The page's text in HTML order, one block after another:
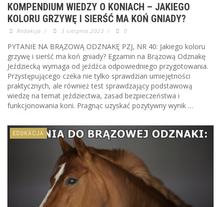
KOMPENDIUM WIEDZY O KONIACH – JAKIEGO
KOLORU GRZYWĘ I SIERŚĆ MA KOŃ GNIADY?
Redakcja / 3 sierpnia 2023 / 0
PYTANIE NA BRĄZOWĄ ODZNAKĘ PZJ, NR 40: Jakiego koloru
grzywę i sierść ma koń gniady? Egzamin na Brązową Odznakę
Jeździecką wymaga od jeźdźca odpowiedniego przygotowania.
Przystępującego czeka nie tylko sprawdzian umiejętności
praktycznych, ale również test sprawdzający podstawową
wiedzę na temat jeździectwa, zasad bezpieczeństwa i
funkcjonowania koni. Pragnąc uzyskać pozytywny wynik …
EDUKACJA